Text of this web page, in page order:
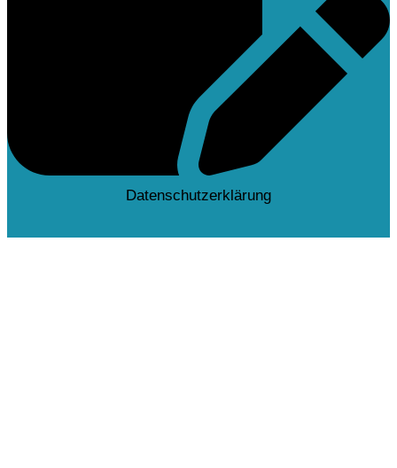
Datenschutzerklärung